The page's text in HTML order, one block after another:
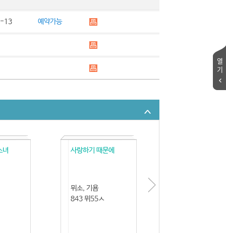
13 예약가능
녀 사랑하기 때문에
뮈소, 기욤
843 뮈55ㅅ
열
기